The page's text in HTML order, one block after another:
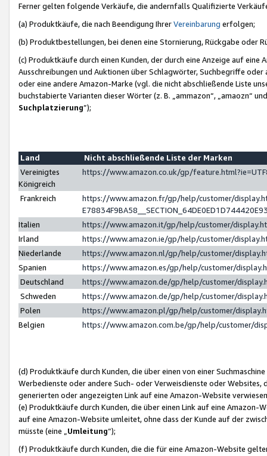
Ferner gelten folgende Verkäufe, die andernfalls Qualifizierte
(a) Produktkäufe, die nach Beendigung IhrerVereinbarung erfolgen;
(b) Produktbestellungen, bei denen eine Stornierung, Rückgabe oder
(c) Produktkäufe durch einen Kunden, der durch eine Anzeige auf
Ausschreibungen und Auktionen über Schlagwörter, Suchbegriffe
oder eine andere Amazon-Marke (vgl. die nicht abschließende Liste
buchstabierte Varianten dieser Wörter (z. B. „ammazon“, „amaozn“
Suchplatzierung”);
Land
Nicht abschließende Liste der Marken
Vereinigtes
Königreich
https://www.amazon.co.uk/gp/
Frankreich
https://www.amazon.fr/gp/help/customer/
Italien
https://www.amazon.it/gp/help/customer/
Irland
https://www.amazon.ie/gp/help/customer/
Niederlande
https://www.amazon.nl/gp/help/customer/
Spanien
https://www.amazon.es/gp/help/customer/
Deutschland
https://www.amazon.de/gp/help/customer/
Schweden
https://www.amazon.de/gp/help/customer/
Polen
https://www.amazon.pl/gp/help/customer/
Belgien
https://www.amazon.com.be/gp/help/customer/
(d) Produktkäufe durch Kunden, die über einen von einer
Werbedienste oder andere Such- oder Verweisdienste oder Websites,
generierten oder angezeigten Link auf eine Amazon-Website
(e) Produktkäufe durch Kunden, die über einen Link auf eine
auf eine Amazon-Website umleitet, ohne dass der Kunde auf der
müsste (eine „ Umleitung“);
(f) Produktkäufe durch Kunden, die die für eine Amazon-Website